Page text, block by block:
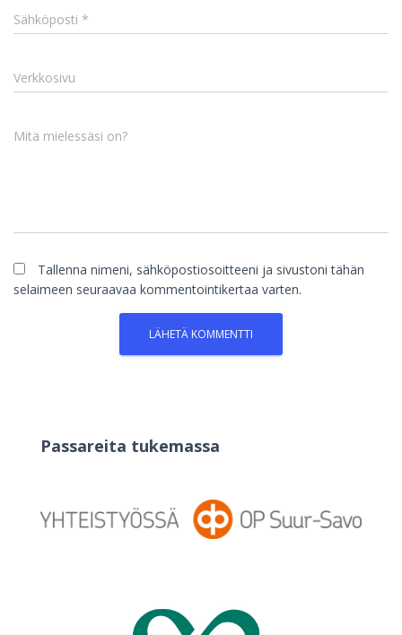
Sähköposti *
Verkkosivu
Mitä mielessäsi on?
Tallenna nimeni, sähköpostiosoitteeni ja sivustoni tähän
selaimeen seuraavaa kommentointikertaa varten.
Passareita tukemassa